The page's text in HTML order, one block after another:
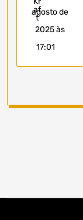
agosto de
2025 às
17:01